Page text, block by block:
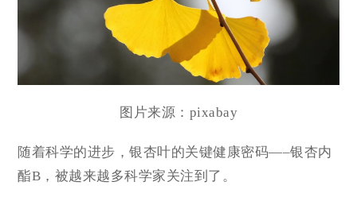
图片来源： pixabay
随着科学的进步，银杏叶的关键健康密码—–银杏内
酯B，被越来越多科学家关注到了。